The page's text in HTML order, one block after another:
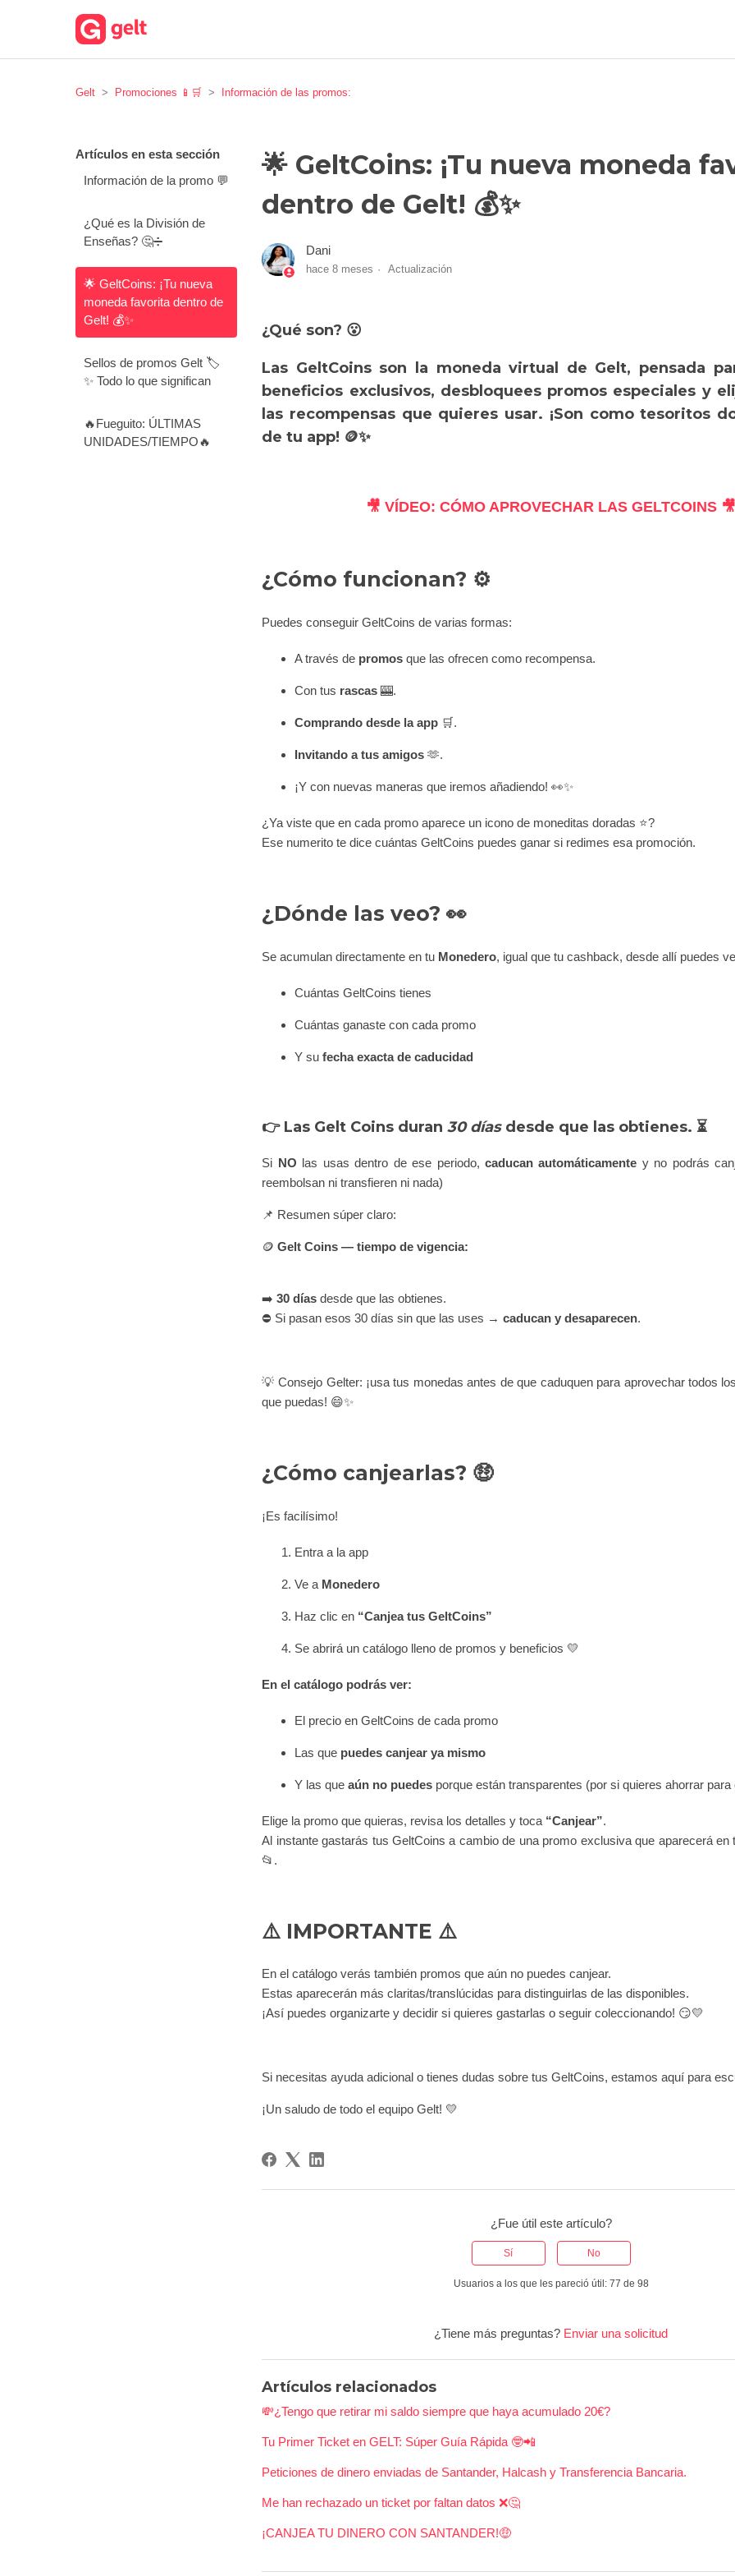
Gelt Promociones 📱🛒 Información de las promos:
Artículos en esta sección
Información de la promo 💬
¿Qué es la División de
Enseñas? 🤔➗
🌟 GeltCoins: ¡Tu nueva
moneda favorita dentro de
Gelt! 💰✨
Sellos de promos Gelt 🏷️
✨ Todo lo que significan
🔥Fueguito: ÚLTIMAS
UNIDADES/TIEMPO🔥
🌟 GeltCoins: ¡Tu nueva moneda
dentro de Gelt! 💰✨
Dani
hace 8 meses Actualización
¿Qué son? 😮
Las GeltCoins son la moneda virtual de Gelt, pensada
beneficios exclusivos, desbloquees promos especiales y
las recompensas que quieres usar. ¡Son como tesoritos
de tu app! 🪙✨
🎥 VÍDEO: CÓMO APROVECHAR LAS GELTCOINS 🎥
¿Cómo funcionan? ⚙️
Puedes conseguir GeltCoins de varias formas:
A través de promos que las ofrecen como recompensa.
Con tus rascas 🎰.
Comprando desde la app 🛒.
Invitando a tus amigos 🫶.
¡Y con nuevas maneras que iremos añadiendo! 👀✨
¿Ya viste que en cada promo aparece un icono de moneditas doradas ⭐?
Ese numerito te dice cuántas GeltCoins puedes ganar si redimes esa promoción.
¿Dónde las veo? 👀
Se acumulan directamente en tu Monedero, igual que tu cashback, desde allí puedes
Cuántas GeltCoins tienes
Cuántas ganaste con cada promo
Y sufecha exacta de caducidad
👉 Las Gelt Coins duran30 díasdesde que las obtienes. ⏳
Si NO las usas dentro de ese periodo, caducan automáticamente y no podrás
reembolsan ni transfieren ni nada)
📌 Resumen súper claro:
🪙Gelt Coins — tiempo de vigencia:
➡️30 días desde que las obtienes.
⛔ Si pasan esos 30 días sin que las uses →caducan y desaparecen.
💡 Consejo Gelter: ¡usa tus monedas antes de que caduquen para aprovechar todos
que puedas! 😄✨
¿Cómo canjearlas? 🤑
¡Es facilísimo!
Entra a la app
Ve a Monedero
Haz clic en “Canjea tus GeltCoins”
Se abrirá un catálogo lleno de promos y beneficios 💛
En el catálogo podrás ver:
El precio en GeltCoins de cada promo
Las que puedes canjear ya mismo
Y las queaún no puedes porque están transparentes (por si quieres ahorrar para
Elige la promo que quieras, revisa los detalles y toca “Canjear”.
Al instante gastarás tus GeltCoins a cambio de una promo exclusiva que aparecerá en
📂.
⚠️ IMPORTANTE ⚠️
En el catálogo verás también promos que aún no puedes canjear.
Estas aparecerán más claritas/translúcidas para distinguirlas de las disponibles.
¡Así puedes organizarte y decidir si quieres gastarlas o seguir coleccionando! 😏💛
Si necesitas ayuda adicional o tienes dudas sobre tus GeltCoins, estamos aquí para
¡Un saludo de todo el equipo Gelt! 💛
¿Fue útil este artículo?
Sí No
Usuarios a los que les pareció útil: 77 de 98
¿Tiene más preguntas? Enviar una solicitud
Artículos relacionados
💸¿Tengo que retirar mi saldo siempre que haya acumulado 20€?
Tu Primer Ticket en GELT: Súper Guía Rápida 🤓📲
Peticiones de dinero enviadas de Santander, Halcash y Transferencia Bancaria.
Me han rechazado un ticket por faltan datos ❌🤔
¡CANJEA TU DINERO CON SANTANDER!🤑